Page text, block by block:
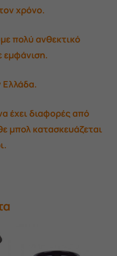
χρόνο.
πολύ ανθεκτικό
εμφάνιση.
Ελλάδα.
έχει διαφορές από
μπολ κατασκευάζεται